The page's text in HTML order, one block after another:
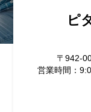
ピ
〒942-
営業時間：